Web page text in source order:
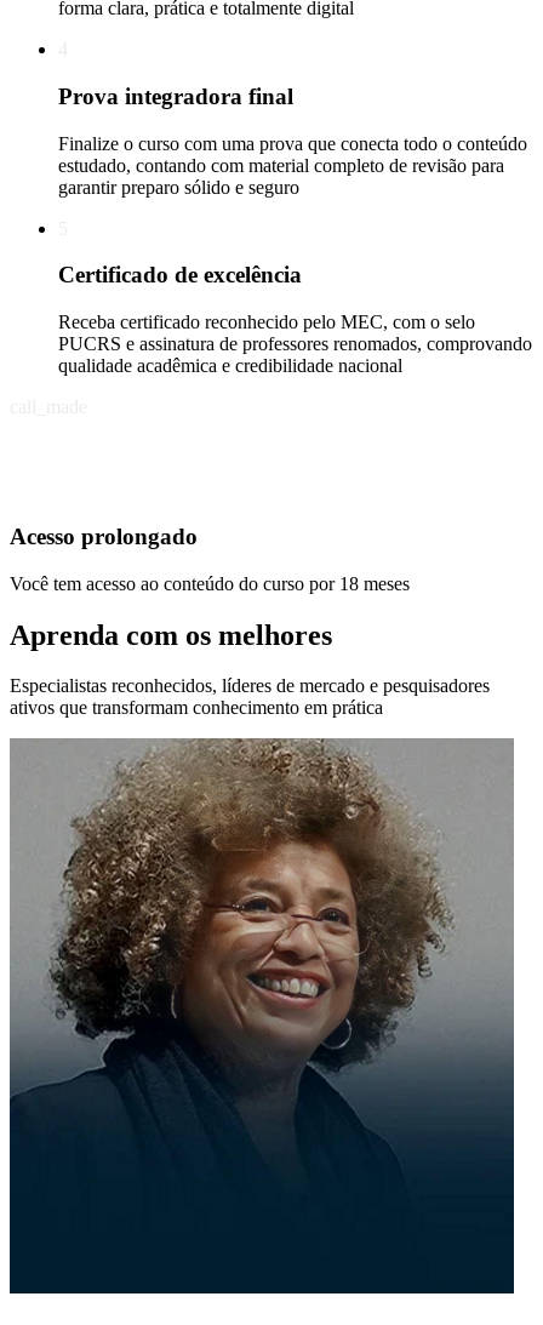
forma clara, prática e totalmente digital
Prova integradora final
Finalize o curso com uma prova que conecta todo o conteúdo
estudado, contando com material completo de revisão para
garantir preparo sólido e seguro
Certificado de excelência
Receba certificado reconhecido pelo MEC, com o selo
PUCRS e assinatura de professores renomados, comprovando
qualidade acadêmica e credibilidade nacional
Acesso prolongado
Você tem acesso ao conteúdo do curso por 18 meses
Aprenda com os melhores
Especialistas reconhecidos, líderes de mercado e pesquisadores
ativos que transformam conhecimento em prática